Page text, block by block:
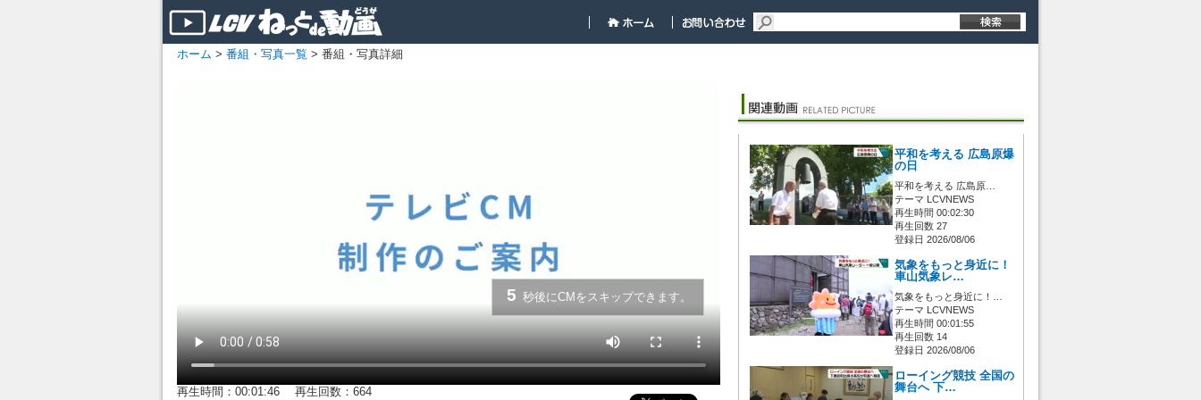
ホーム > 番組・写真一覧 > 番組・写真詳細
5 秒後にCMをスキップできます。
再生時間：00:01:46 再生回数：664
平和を考える 広島原爆
の日
平和を考える 広島原…
テーマ LCVNEWS
再生時間 00:02:30
再生回数 27
登録日 2026/08/06
気象をもっと身近に！
車山気象レ…
気象をもっと身近に！…
テーマ LCVNEWS
再生時間 00:01:55
再生回数 14
登録日 2026/08/06
ローイング競技 全国の
舞台へ 下…